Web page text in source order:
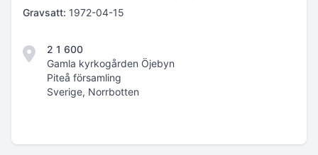
Gravsatt: 1972-04-15
2 1 600
Gamla kyrkogården Öjebyn
Piteå församling
Sverige, Norrbotten